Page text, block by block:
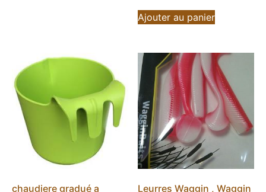
Ajouter au panier
chaudiere gradué a
Leurres Waggin , Waggin